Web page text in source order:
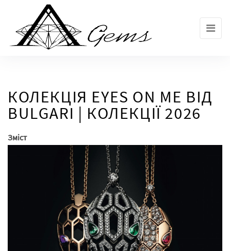
КОЛЕКЦІЯ EYES ON ME ВІД
BULGARI | КОЛЕКЦІЇ 2026
Зміст